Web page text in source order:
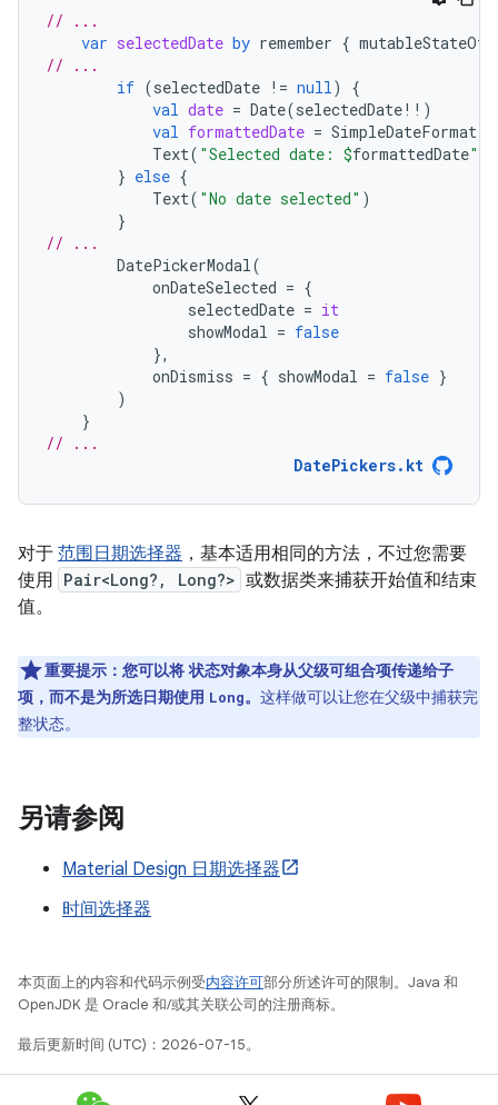
// ...
var selectedDate by remember {
// ...
if (selectedDate != null)
{
val date = Date(selectedDate!! )
val formattedDate = SimpleDateFormat
Text( "Selected date: $formattedDate"
} else {
Text( "No date selected" )
}
// ...
DatePickerModal(
onDateSelected = {
selectedDate = it
showModal = false
},
onDismiss = { showModal = false }
)
}
// ...
DatePickers.kt
对于 范围日期选择器 ，基本适用相同的方法，不过您需要
使用 Pair<Long?, Long?> 或数据类来捕获开始值和结束
值。
重要提示：您可以将 状态对象本身从父级可组合项传递给子
项，而不是为所选日期使用 Long。 这样做可以让您在父级中捕获完
整状态。
另请参阅
Material Design 日期选择器
时间选择器
本页面上的内容和代码示例受内容许可部分所述许可的限制。Java 和
OpenJDK 是 Oracle 和/或其关联公司的注册商标。
最后更新时间 (UTC)：2026-07-15。